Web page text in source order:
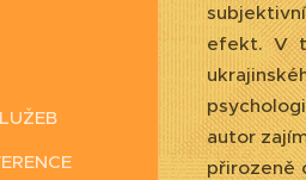
efekt. V
autor
přirozeně